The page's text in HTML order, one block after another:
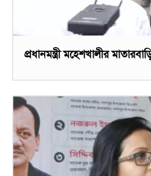
প্রধানমন্ত্রী মহেশখালীর